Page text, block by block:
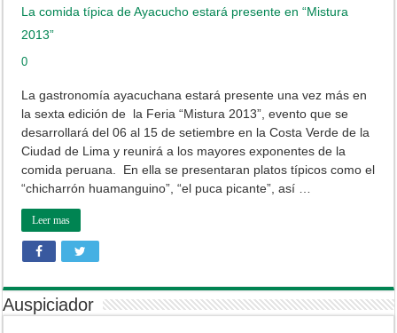
La comida típica de Ayacucho estará presente en “Mistura
2013”
0
La gastronomía ayacuchana estará presente una vez más en
la sexta edición de la Feria “Mistura 2013”, evento que se
desarrollará del 06 al 15 de setiembre en la Costa Verde de la
Ciudad de Lima y reunirá a los mayores exponentes de la
comida peruana. En ella se presentaran platos típicos como el
“chicharrón huamanguino”, “el puca picante”, así …
Leer mas
Auspiciador